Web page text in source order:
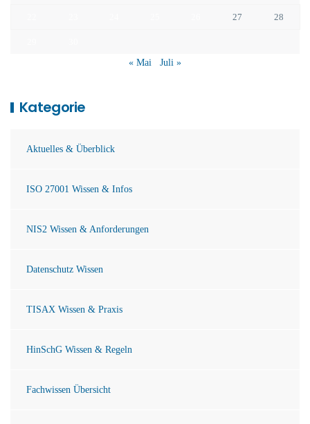
27 28
« Mai
Juli »
Kategorie
Aktuelles & Überblick
ISO 27001 Wissen & Infos
NIS2 Wissen & Anforderungen
Datenschutz Wissen
TISAX Wissen & Praxis
HinSchG Wissen & Regeln
Fachwissen Übersicht